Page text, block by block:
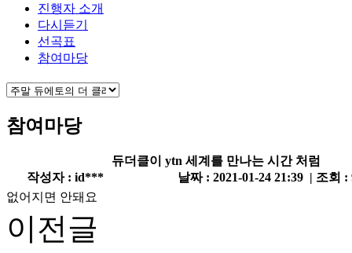
진행자 소개
다시듣기
선곡표
참여마당
참여마당
듀더클이 ytn 세계를 만나는 시간 처럼
작성자 : id***
날짜 : 2021-01-24 21:39 | 조회 :
없어지면 안돼요
이전글